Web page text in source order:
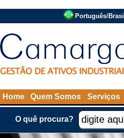
Português/Brasil
Home Quem Somos Serviços
O quê procura?